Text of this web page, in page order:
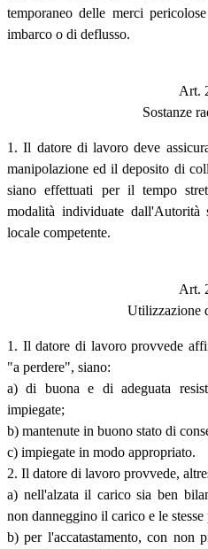
temporaneo delle merci
imbarco o di deflusso.
Art.
Sostanze
1. Il datore di lavoro deve
manipolazione ed il deposito di
siano effettuati per il tempo
modalità individuate dall'Autorità
locale competente.
Art.
Utilizzazione
1. Il datore di lavoro provvede
"a perdere", siano:
a) di buona e di adeguata
impiegate;
b) mantenute in buono stato di
c) impiegate in modo appropriato.
2. Il datore di lavoro provvede,
a) nell'alzata il carico sia ben
non danneggino il carico e le stesse
b) per l'accatastamento, con non